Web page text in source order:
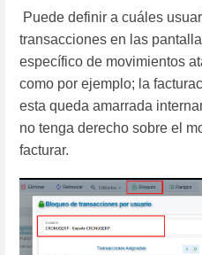
Puede definir a cuáles
transacciones en las
específico de movimientos
como por ejemplo; la
esta queda amarrada
no tenga derecho sobre el
facturar.